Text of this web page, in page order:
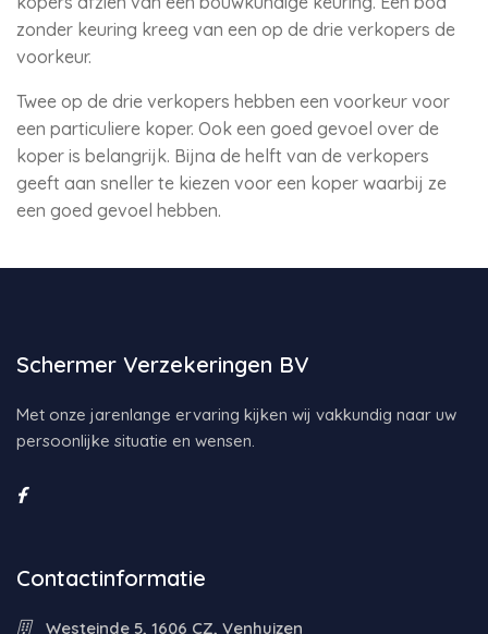
zonder keuring kreeg van een op de drie verkopers de
voorkeur.
Twee op de drie verkopers hebben een voorkeur voor
een particuliere koper. Ook een goed gevoel over de
koper is belangrijk. Bijna de helft van de verkopers
geeft aan sneller te kiezen voor een koper waarbij ze
een goed gevoel hebben.
Schermer Verzekeringen BV
Met onze jarenlange ervaring kijken wij vakkundig naar uw
persoonlijke situatie en wensen.
Contactinformatie
Westeinde 5, 1606 CZ, Venhuizen